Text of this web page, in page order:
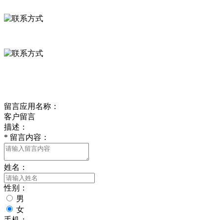
留言应用名称：
客户留言
描述：
* 留言内容：
姓名：
性别：
男
女